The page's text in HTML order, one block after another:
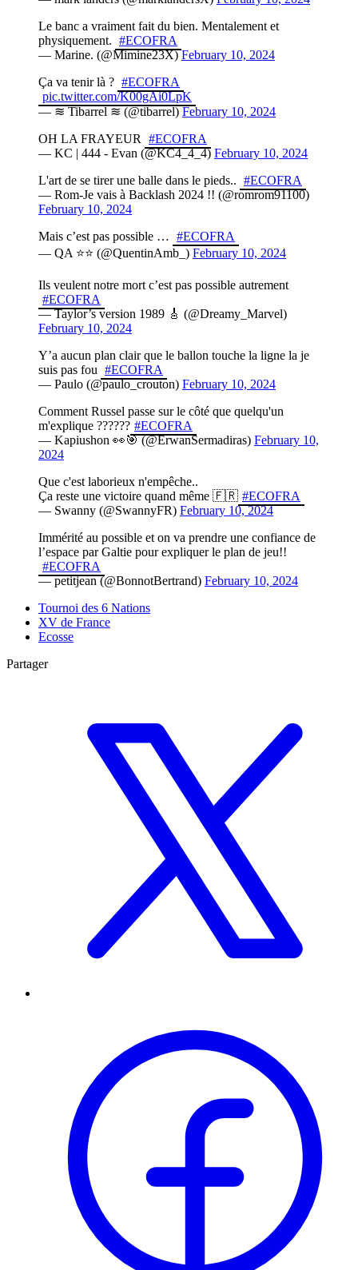
Le banc a vraiment fait du bien. Mentalement et
physiquement. #ECOFRA
— Marine. (@Mimine23X)February 10, 2024
Ça va tenir là ? #ECOFRA
pic.twitter.com/K00gAi0LpK
— ≋ Tibarrel ≋ (@tibarrel) February 10, 2024
OH LA FRAYEUR
#ECOFRA
— KC | 444 - Evan (@KC4_4_4) February 10, 2024
L'art de se tirer une balle dans le pieds.. #ECOFRA
— Rom-Je vais à Backlash 2024 !! (@romrom91100)
February 10, 2024
Mais c’est pas possible … #ECOFRA
— QA ⭐️⭐️ (@QuentinAmb_) February 10, 2024
Ils veulent notre mort c’est pas possible autrement
#ECOFRA
— Taylor’s version 1989 🎸 (@Dreamy_Marvel)
February 10, 2024
Y’a aucun plan clair que le ballon touche la ligne la je
suis pas fou #ECOFRA
— Paulo (@paulo_crouton) February 10, 2024
Comment Russel passe sur le côté que quelqu'un
m'explique ?????? #ECOFRA
— Kapiushon 👀🎯 (@ErwanSermadiras) February 10,
2024
Que c'est laborieux n'empêche..
Ça reste une victoire quand même 🇫🇷 #ECOFRA
— Swanny (@SwannyFR) February 10, 2024
Immérité au possible et on va prendre une confiance de
l’espace par Galtie pour expliquer le plan de jeu!!
#ECOFRA
— petitjean (@BonnotBertrand) February 10, 2024
Tournoi des 6 Nations
XV de France
Ecosse
Partager